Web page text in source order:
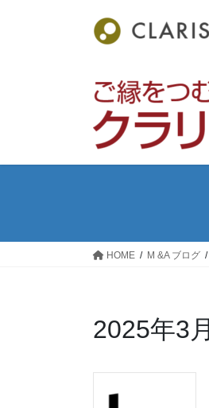
HOME M &A ブログ
2025年3月